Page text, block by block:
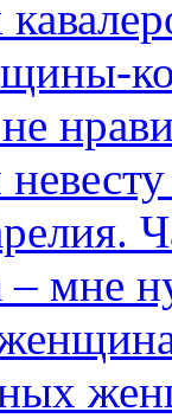
мне